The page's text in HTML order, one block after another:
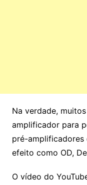
Na verdade,
amplificador para
pré-amplificadores
efeito como OD,
O vídeo do